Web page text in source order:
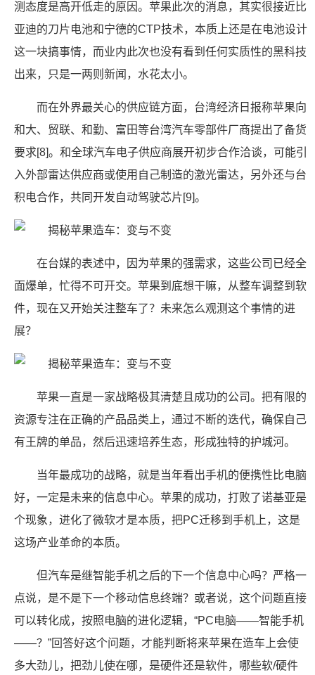
测态度是高开低走的原因。苹果此次的消息，其实很接近比
亚迪的刀片电池和宁德的CTP技术，本质上还是在电池设计
这一块搞事情，而业内此次也没有看到任何实质性的黑科技
出来，只是一两则新闻，水花太小。
而在外界最关心的供应链方面，台湾经济日报称苹果向
和大、贸联、和勤、富田等台湾汽车零部件厂商提出了备货
要求[8]。和全球汽车电子供应商展开初步合作洽谈，可能引
入外部雷达供应商或使用自己制造的激光雷达，另外还与台
积电合作，共同开发自动驾驶芯片[9]。
在台媒的表述中，因为苹果的强需求，这些公司已经全
面爆单，忙得不可开交。苹果到底想干嘛，从整车调整到软
件，现在又开始关注整车了？未来怎么观测这个事情的进
展？
苹果一直是一家战略极其清楚且成功的公司。把有限的
资源专注在正确的产品品类上，通过不断的迭代，确保自己
有王牌的单品，然后迅速培养生态，形成独特的护城河。
当年最成功的战略，就是当年看出手机的便携性比电脑
好，一定是未来的信息中心。苹果的成功，打败了诺基亚是
个现象，进化了微软才是本质，把PC迁移到手机上，这是
这场产业革命的本质。
但汽车是继智能手机之后的下一个信息中心吗？严格一
点说，是不是下一个移动信息终端？或者说，这个问题直接
可以转化成，按照电脑的进化逻辑，“PC电脑——智能手机
——？”回答好这个问题，才能判断将来苹果在造车上会使
多大劲儿，把劲儿使在哪，是硬件还是软件，哪些软/硬件